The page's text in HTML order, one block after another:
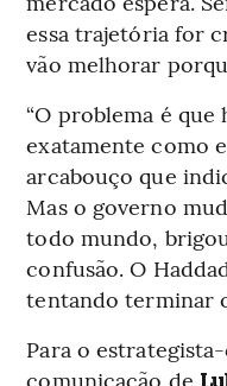
essa trajetória for
vão melhorar
“O problema é que
exatamente como
arcabouço que
Mas o governo
todo mundo,
confusão. O
tentando terminar
Para o
comunicação de